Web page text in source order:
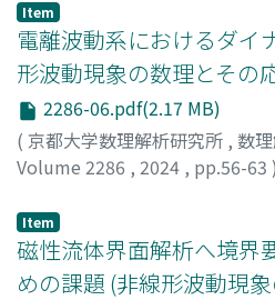
Item
電離波動系におけるダイ
形波動現象の数理とその
2286-06.pdf(2.17 MB)
( 京都大学数理解析研究所 , 数
Volume 2286 , 2024 , pp.56-63 )
Item
磁性流体界面解析へ境界
めの課題 (非線形波動現